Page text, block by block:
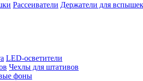
Рассеиватели Держатели для вспышек
LED-осветители
Чехлы для штативов
фоны